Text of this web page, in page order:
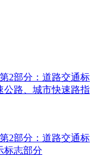
2部分：道路交通标
路、城市快速路指
2部分：道路交通标
标志部分